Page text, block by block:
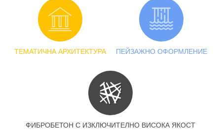
ТЕМАТИЧНА АРХИТЕКТУРА ПЕЙЗАЖНО ОФОРМЛЕНИЕ
ФИБРОБЕТОН С ИЗКЛЮЧИТЕЛНО ВИСОКА ЯКОСТ